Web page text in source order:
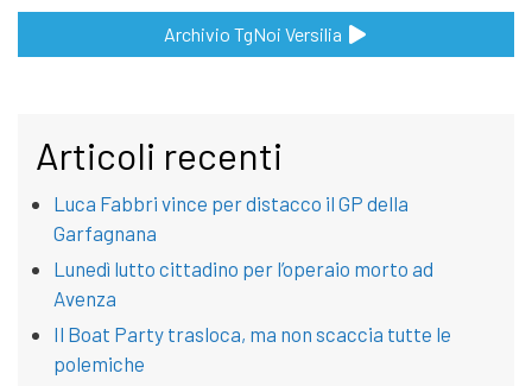
Archivio TgNoi Versilia
Articoli recenti
Luca Fabbri vince per distacco il GP della
Garfagnana
Lunedì lutto cittadino per l’operaio morto ad
Avenza
Il Boat Party trasloca, ma non scaccia tutte le
polemiche